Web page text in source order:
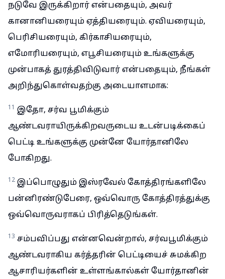
நடுவே இருக்கிறார் என்பதையும், அவர்
கானானியரையும் ஏத்தியரையும். ஏவியரையும்,
பெரிசியரையும், கிர்காசியரையும்,
எமோரியரையும், எபூசியரையும் உங்களுக்கு
முன்பாகத் துரத்திவிடுவார் என்பதையும், நீங்கள்
அறிந்துகொள்வதற்கு அடையாளமாக:
11 இதோ, சர்வ பூமிக்கும்
ஆண்டவராயிருக்கிறவருடைய உடன்படிக்கைப்
பெட்டி உங்களுக்கு முன்னே யோர்தானிலே
போகிறது.
12 இப்பொழுதும் இஸ்ரவேல் கோத்திரங்களிலே
பன்னிரண்டுபேரை, ஒவ்வொரு கோத்திரத்துக்கு
ஒவ்வொருவராகப் பிரித்தெடுங்கள்.
13 சம்பவிப்பது என்னவென்றால், சர்வபூமிக்கும்
ஆண்டவராகிய கர்த்தரின் பெட்டியைச் சுமக்கிற
ஆசாரியர்களின் உள்ளங்கால்கள் யோர்தானின்